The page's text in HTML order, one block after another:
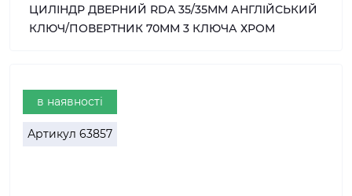
ЦИЛІНДР ДВЕРНИЙ RDA 35/35ММ АНГЛІЙСЬКИЙ
КЛЮЧ/ПОВЕРТНИК 70ММ 3 КЛЮЧА ХРОМ
в наявності
Артикул 63857